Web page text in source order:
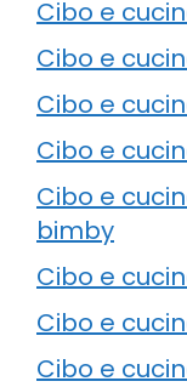
Cibo e
Cibo e
Cibo e
Cibo e
Cibo e
bimby
Cibo e
Cibo e
Cibo e